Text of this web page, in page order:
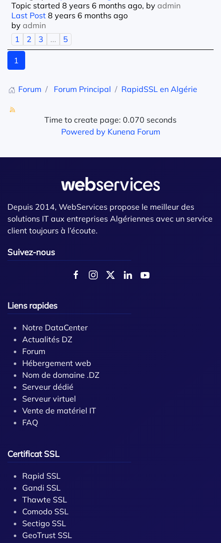
Topic started 8 years 6 months ago, by admin
Last Post 8 years 6 months ago
by admin
1
2 3 ... 5
1
Forum Forum Principal RapidSSL en Algérie
Time to create page: 0.070 seconds
Powered by Kunena Forum
Depuis 2014, WebServices propose le meilleur des
solutions IT aux entreprises Algériennes avec un service
client toujours à l’écoute.
Suivez-nous
Liens rapides
Notre DataCenter
Actualités DZ
Forum
Hébergement web
Nom de domaine .DZ
Serveur dédié
Serveur virtuel
Vente de matériel IT
FAQ
Certificat SSL
Rapid SSL
Gandi SSL
Thawte SSL
Comodo SSL
Sectigo SSL
GeoTrust SSL